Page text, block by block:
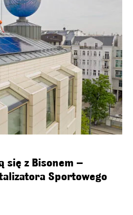
się z Bisonem –
Sportowego